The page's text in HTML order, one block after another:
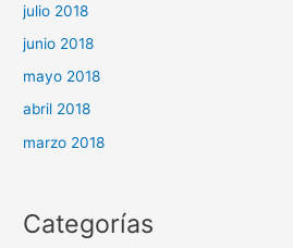
julio 2018
junio 2018
mayo 2018
abril 2018
marzo 2018
Categorías